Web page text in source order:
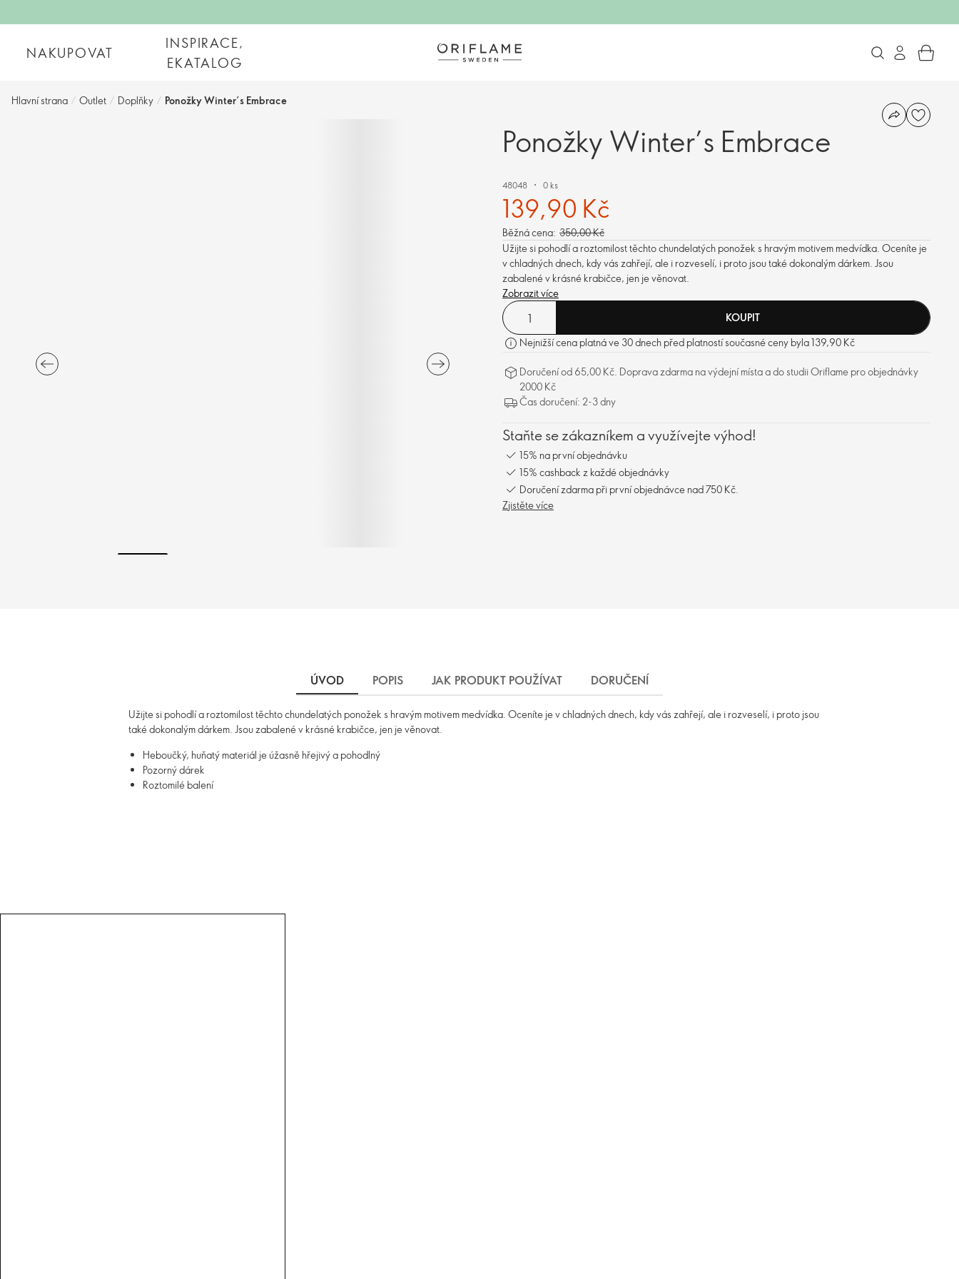
NAKUPOVAT
INSPIRACE,
EKATALOG
Hlavní strana / Outlet / Doplňky / Ponožky Winter’s Embrace
Ponožky Winter’s Embrace
48048 0 ks
139,90 Kč
Běžná cena: 350,00 Kč
Užijte si pohodlí a roztomilost těchto chundelatých ponožek s hravým motivem medvídka. Oceníte je
v chladných dnech, kdy vás zahřejí, ale i rozveselí, i proto jsou také dokonalým dárkem. Jsou
zabalené v krásné krabičce, jen je věnovat.
Zobrazit více
KOUPIT
Nejnižší cena platná ve 30 dnech před platností současné ceny byla 139,90 Kč
Doručení od 65,00 Kč. Doprava zdarma na výdejní místa a do studii Oriflame pro objednávky
2000 Kč
Čas doručení: 2-3 dny
Staňte se zákazníkem a využívejte výhod!
15% na první objednávku
15% cashback z každé objednávky
Doručení zdarma při první objednávce nad 750 Kč.
Zjistěte více
ÚVOD POPIS JAK PRODUKT POUŽÍVAT DORUČENÍ
Užijte si pohodlí a roztomilost těchto chundelatých ponožek s hravým motivem medvídka. Oceníte je v chladných dnech, kdy vás zahřejí, ale i rozveselí, i proto jsou
také dokonalým dárkem. Jsou zabalené v krásné krabičce, jen je věnovat.
Heboučký, huňatý materiál je úžasně hřejivý a pohodlný
Pozorný dárek
Roztomilé balení